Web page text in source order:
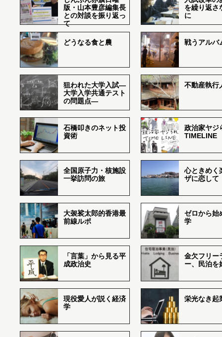
版・山本豊彦編集長
との対談を振り返っ
て
を繰り返さ
に
どうなる食と農 戦うアルバ
狙われた大学入試―
大学入学共通テスト
の問題点―
不動産執行
石橋叩きのネット投
資術
政治家ヤジ
TIMELINE
全国原子力・核施設
一挙訪問の旅
心ときめく
ザに恋して
大袈裟太郎的香港最
前線ルポ
ゼロから始
学
「言葉」から見る平
成政治史
金欠フリー
ー、民泊を
現役愛人が説く経済
学
栄光なき起